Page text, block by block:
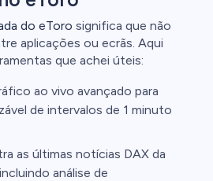
do eToro significa que não
aplicações ou ecrãs. Aqui
que achei úteis:
ao vivo avançado para
de intervalos de 1 minuto
as últimas notícias DAX da
análise de